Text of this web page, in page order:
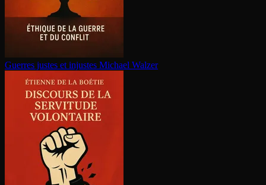
Guerres justes et injustes Michael Walzer